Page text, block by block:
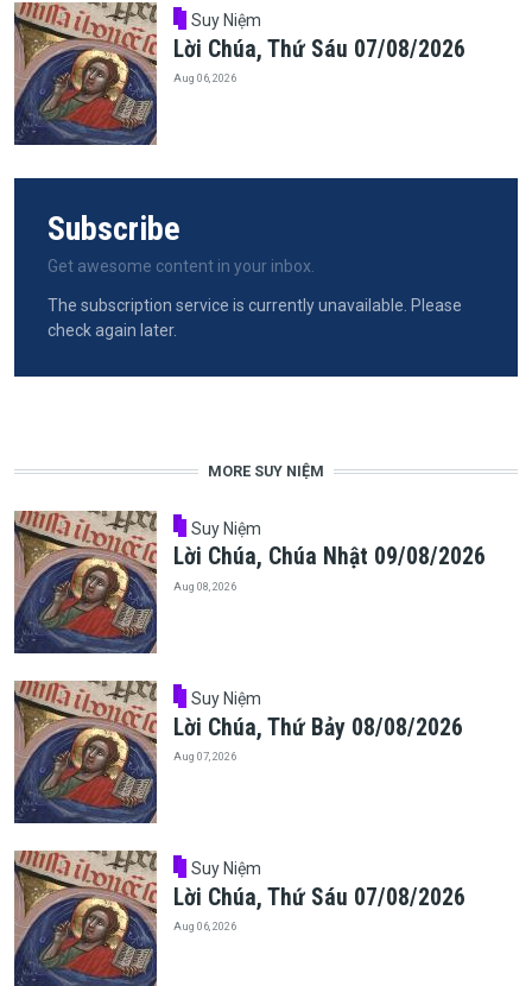
Suy Niệm
Lời Chúa, Thứ Sáu 07/08/2026
Aug 06, 2026
Subscribe
Get awesome content in your inbox.
The subscription service is currently unavailable. Please
check again later.
MORE SUY NIỆM
Suy Niệm
Lời Chúa, Chúa Nhật 09/08/2026
Aug 08, 2026
Suy Niệm
Lời Chúa, Thứ Bảy 08/08/2026
Aug 07, 2026
Suy Niệm
Lời Chúa, Thứ Sáu 07/08/2026
Aug 06, 2026